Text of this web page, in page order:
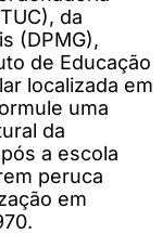
da
(DPMG),
de Educação
localizada em
uma
da
a escola
peruca
em